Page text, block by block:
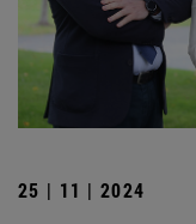
25 | 11 | 2024